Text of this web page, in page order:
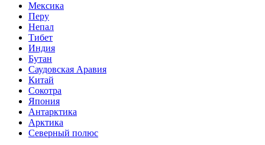
Мексика
Перу
Непал
Тибет
Индия
Бутан
Саудовская Аравия
Китай
Сокотра
Япония
Антарктика
Арктика
Северный полюс